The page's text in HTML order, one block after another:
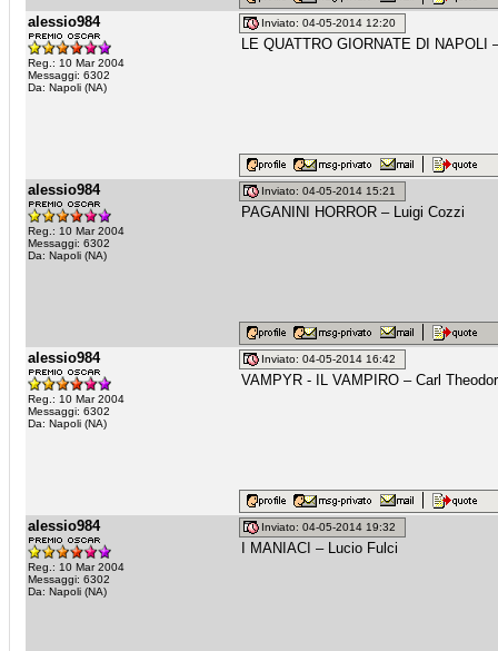
alessio984
Reg.: 10 Mar 2004
Messaggi: 6302
Da: Napoli (NA)
Inviato: 04-05-2014 12:20
LE QUATTRO GIORNATE DI NAPOLI
alessio984
Reg.: 10 Mar 2004
Messaggi: 6302
Da: Napoli (NA)
Inviato: 04-05-2014 15:21
PAGANINI HORROR – Luigi Cozzi
alessio984
Reg.: 10 Mar 2004
Messaggi: 6302
Da: Napoli (NA)
Inviato: 04-05-2014 16:42
VAMPYR - IL VAMPIRO – Carl
alessio984
Reg.: 10 Mar 2004
Messaggi: 6302
Da: Napoli (NA)
Inviato: 04-05-2014 19:32
I MANIACI – Lucio Fulci